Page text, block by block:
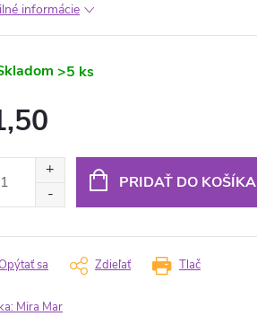
informácie
>5 ks
PRIDAŤ DO KOŠÍKA
Tlač
sa Zdieľať
Mira Mar